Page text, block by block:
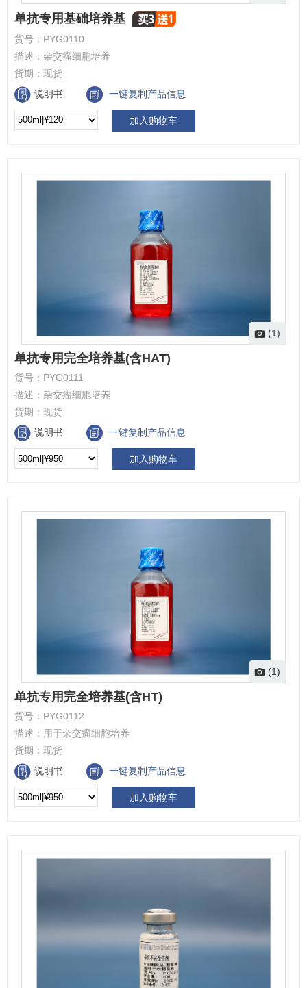
单抗专用基础培养基
货号： PYG0110
描述： 杂交瘤细胞培养
货期： 现货
说明书
一键复制产品信息
加入购物车
(1)
单抗专用完全培养基(含HAT)
货号： PYG0111
描述： 杂交瘤细胞培养
货期： 现货
说明书
一键复制产品信息
加入购物车
(1)
单抗专用完全培养基(含HT)
货号： PYG0112
描述： 用于杂交瘤细胞培养
货期： 现货
说明书
一键复制产品信息
加入购物车